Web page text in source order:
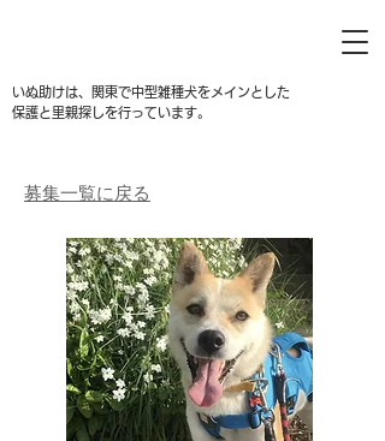
いぬ助けは、関東で中型雑種犬をメインとした
保護と里親探しを行っています。
募集一覧に戻る